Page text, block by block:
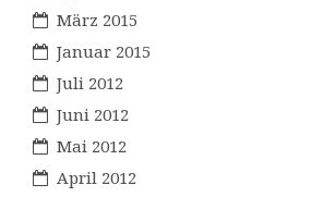
März 2015
Januar 2015
Juli 2012
Juni 2012
Mai 2012
April 2012